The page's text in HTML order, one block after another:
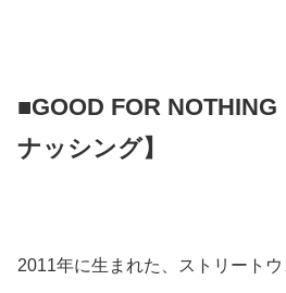
■GOOD FOR
ナッシング】
2011年に生まれた、ストリートウ